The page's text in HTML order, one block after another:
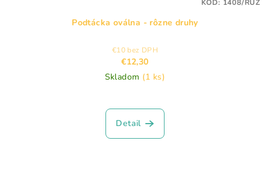
Podtácka oválna - rôzne druhy
€10 bez DPH
€12,30
Skladom (1 ks)
Detail
KÓD: 1408/RUZ